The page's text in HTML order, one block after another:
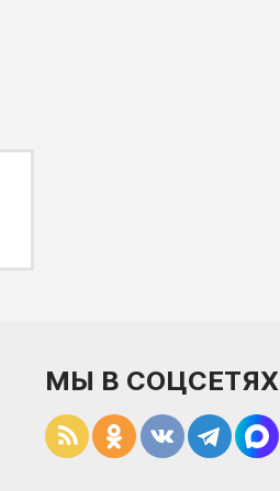
МЫ В СОЦСЕТЯХ